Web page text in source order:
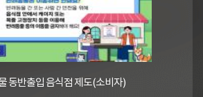
동반출입 음식점 제도(소비자)